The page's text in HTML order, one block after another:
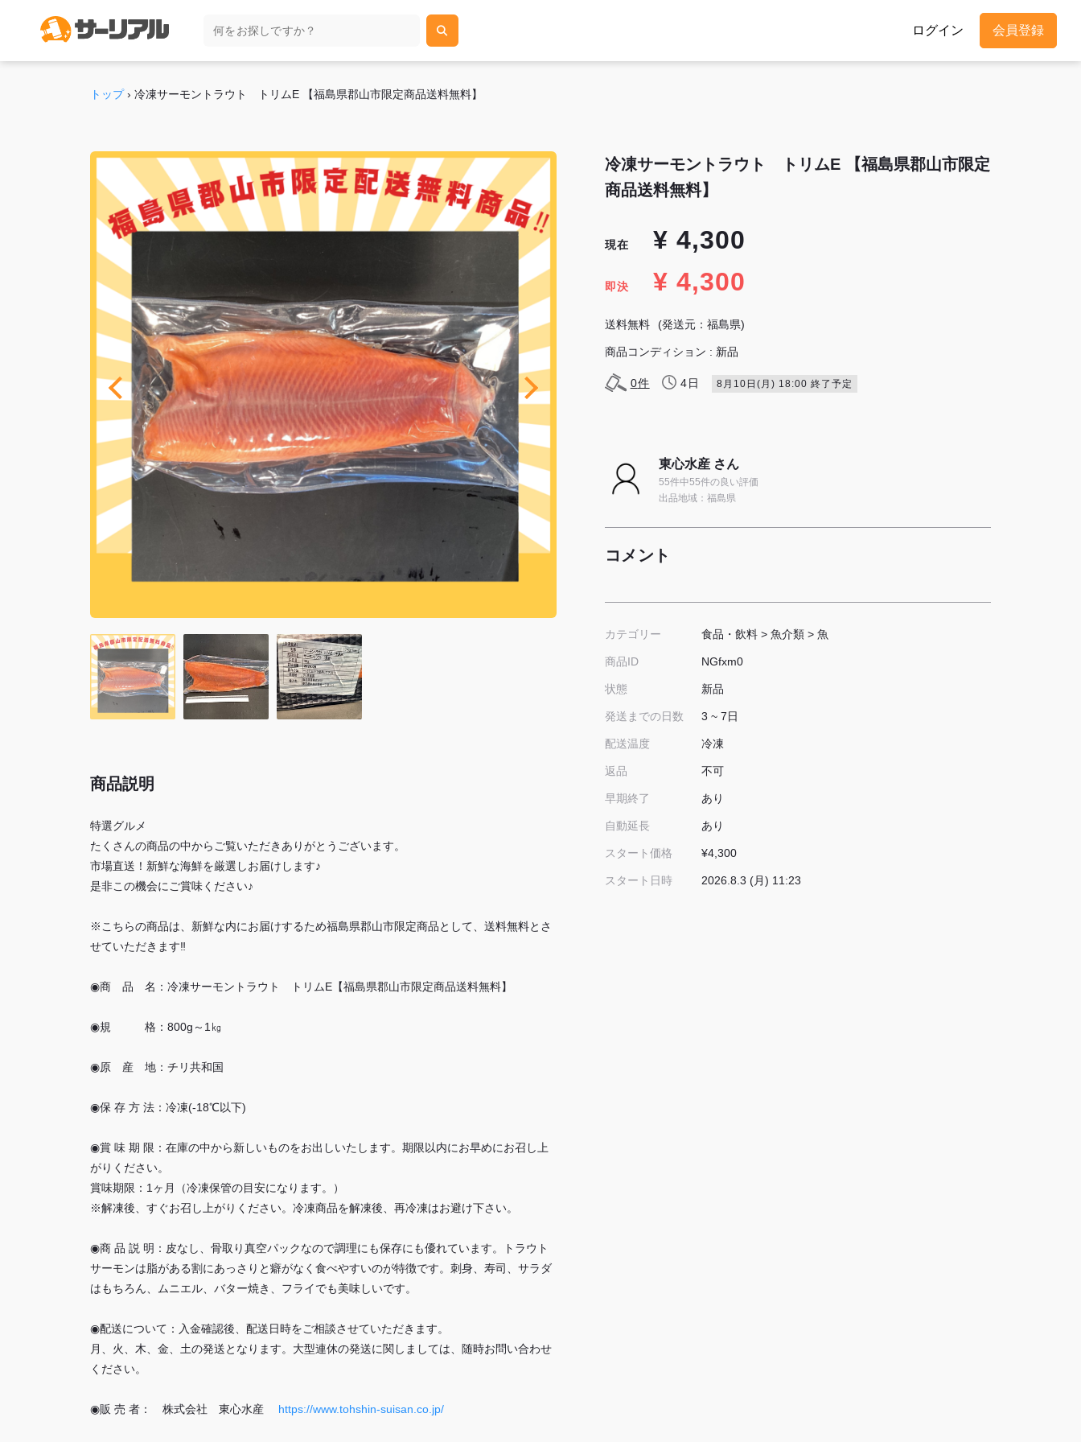
ログイン 会員登録
トップ› 冷凍サーモントラウト トリムE 【福島県郡山市限定商品送料無料】
商品説明
特選グルメ
たくさんの商品の中からご覧いただきありがとうございます。
市場直送！新鮮な海鮮を厳選しお届けします♪
是非この機会にご賞味ください♪
※こちらの商品は、新鮮な内にお届けするため福島県郡山市限定商品として、送料無料とさ
せていただきます‼
◉商 品 名：冷凍サーモントラウト トリムE【福島県郡山市限定商品送料無料】
​◉​規 格：800g～1㎏
​◉原 産 地：チリ共和国
◉保 存 方 法：冷凍(-18℃以下)
◉賞 味 期 限：在庫の中から新しいものをお出しいたします。期限以内にお早めにお召し上
がりください。
賞味期限：1ヶ月（冷凍保管の目安になります。）
※解凍後、すぐお召し上がりください。冷凍商品を解凍後、再冷凍はお避け下さい。
◉商 品 説 明：皮なし、骨取り真空パックなので調理にも保存にも優れています。トラウト
サーモンは脂がある割にあっさりと癖がなく食べやすいのが特徴です。刺身、寿司、サラダ
はもちろん、ムニエル、バター焼き、フライでも美味しいです。
◉配送について：入金確認後、配送日時をご相談させていただきます。
月、火、木、金、土の発送となります。大型連休の発送に関しましては、随時お問い合わせ
ください。
◉販 売 者： 株式会社 東心水産 https://www.tohshin-suisan.co.jp/
冷凍サーモントラウト トリムE 【福島県郡山市限定
商品送料無料】
現在 ¥ 4,300
即決 ¥ 4,300
送料無料 (発送元：福島県)
商品コンディション : 新品
0件 4日 8月10日(月) 18:00 終了予定
東心水産 さん
55件中55件の良い評価
出品地域：福島県
コメント
カテゴリー 食品・飲料 > 魚介類 > 魚
商品ID NGfxm0
状態 新品
発送までの日数 3 ~ 7日
配送温度 冷凍
返品 不可
早期終了 あり
自動延長 あり
スタート価格 ¥4,300
スタート日時 2026.8.3 (月) 11:23